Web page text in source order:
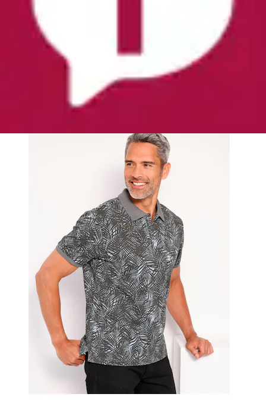
Poloshirt »Poloshirt Halbarm« 1 Stk.
Aktueller Preis